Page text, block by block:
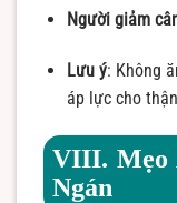
Người giảm
Lưu ý: Không
áp lực cho
VIII. Mẹo
Ngán